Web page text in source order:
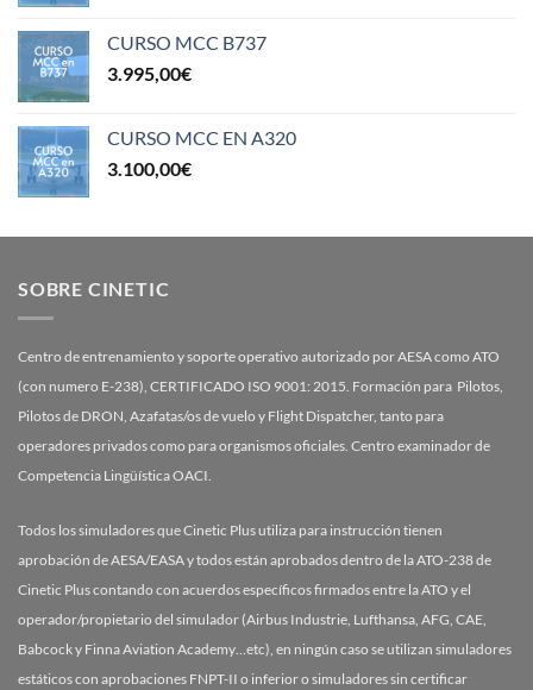
CURSO MCC B737
3.995,00€
CURSO MCC EN A320
3.100,00€
SOBRE CINETIC
Centro de entrenamiento y soporte operativo autorizado por AESA como ATO
(con numero E-238), CERTIFICADO ISO 9001: 2015. Formación para Pilotos,
Pilotos de DRON, Azafatas/os de vuelo y Flight Dispatcher, tanto para
operadores privados como para organismos oficiales. Centro examinador de
Competencia Lingüística OACI.
Todos los simuladores que Cinetic Plus utiliza para instrucción tienen
aprobación de AESA/EASA y todos están aprobados dentro de la ATO-238 de
Cinetic Plus contando con acuerdos específicos firmados entre la ATO y el
operador/propietario del simulador (Airbus Industrie, Lufthansa, AFG, CAE,
Babcock y Finna Aviation Academy…etc), en ningún caso se utilizan simuladores
estáticos con aprobaciones FNPT-II o inferior o simuladores sin certificar